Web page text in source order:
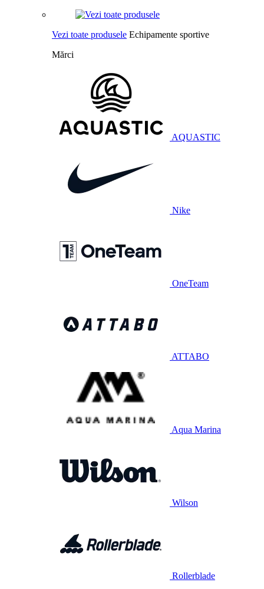
Vezi toate produsele Echipamente sportive
Mărci
AQUASTIC
Nike
OneTeam
ATTABO
Aqua Marina
Wilson
Rollerblade